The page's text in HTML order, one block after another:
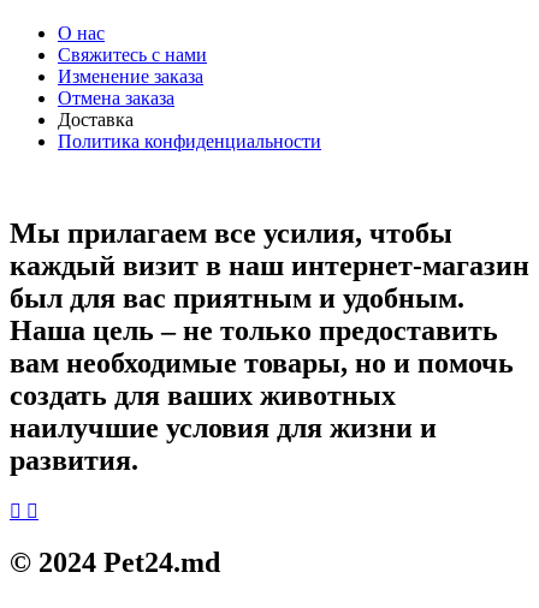
О нас
Свяжитесь с нами
Изменение заказа
Отмена заказа
Доставка
Политика конфиденциальности
Мы прилагаем все усилия, чтобы
каждый визит в наш интернет-магазин
был для вас приятным и удобным.
Наша цель – не только предоставить
вам необходимые товары, но и помочь
создать для ваших животных
наилучшие условия для жизни и
развития.
© 2024 Pet24.md